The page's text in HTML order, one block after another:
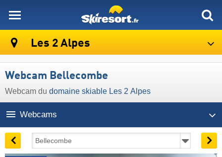
Les 2 Alpes
Webcam Bellecombe
Webcam du domaine skiable Les 2 Alpes
Webcams